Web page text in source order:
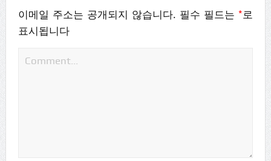
이메일 주소는 공개되지 않습니다. 필수 필드는*로
표시됩니다